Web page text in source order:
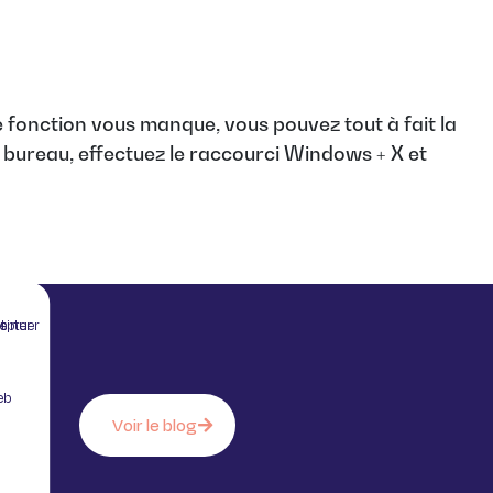
accepter
vous manque, vous pouvez tout à fait la
effectuez le raccourci Windows + X et
Voir le blog